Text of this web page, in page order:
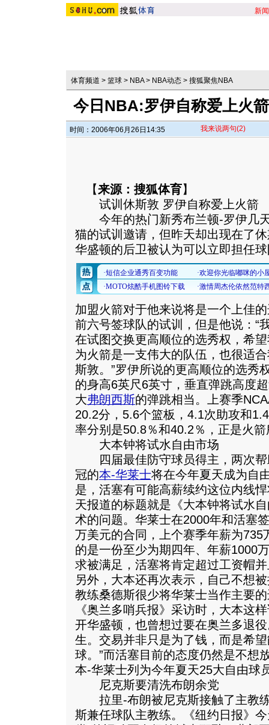
新闻
体育频道 > 篮球 > NBA> NBA动态 > 搜狐聚焦NBA
今日NBA:罗伊自称爱上火
时间：2006年06月26日14:35 我来说两句(2)
【来源：搜狐体育】
试训休斯敦 罗伊自称爱上火箭
今年的热门新秀布兰顿-罗伊几
猫的试训邀请，但昨天却出现在了
华盛顿的后卫被认为可以立即担任
加盟火箭对于他来说将是一个上佳
前六号签球队的试训，但是他说：“
在试图交换更高顺位的选秀权，希
为火箭是一支伟大的队伍，也很适
斯敦。”罗伊所说的更高顺位的选秀
的身高6英尺6英寸，垂直弹跳高度
大弗朗西斯的弹跳相当。上赛季
20.2分，5.6个篮板，4.1次助攻和
率分别是50.8％和40.2％，正是火
大本钟将试水自由市场
四届最佳防守球员得主，两次帮
冠的本-华莱士将在今年夏天成为自
是，活塞有可能高薪续约这位内线
天报道的标题就是《大本钟将试水
术的问题。华莱士在2000年和活塞
万美元的合同，上个赛季年薪为735
的是一份至少为期四年、年薪1000
求被满足，活塞将肯定超过工资帽
另外，大本还再次表示，自己不想
教练桑德斯很少将华莱士当作主要
《奥兰多哨兵报》采访时，大本这
开华盛顿，也曾想过要在奥兰多退
生。交易并非只是为了钱，而是希
球。”而活塞目前的态度仍然是不想
本-华莱士列为今年夏天25大自由球
尼克斯要清洗布朗余党
拉里-布朗被尼克斯接触了主教
斯兼任球队主教练。《纽约日报》